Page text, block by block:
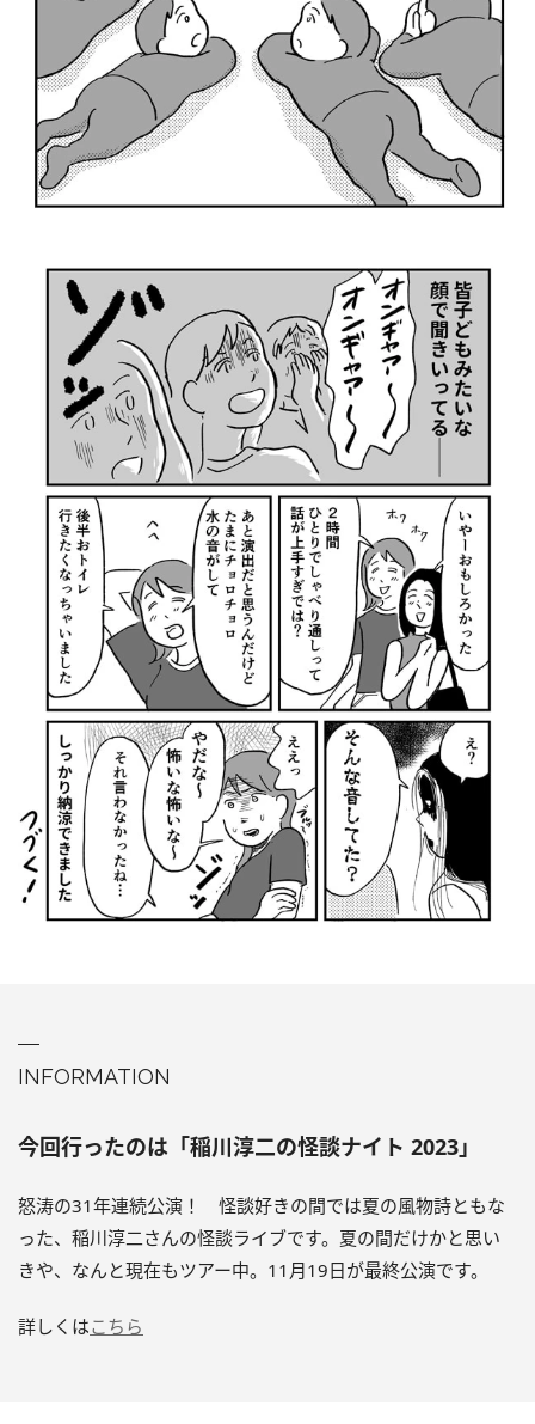
INFORMATION
今回行ったのは「稲川淳二の怪談ナイト 2023」
怒涛の31年連続公演！ 怪談好きの間では夏の風物詩ともな
った、稲川淳二さんの怪談ライブです。夏の間だけかと思い
きや、なんと現在もツアー中。11月19日が最終公演です。
詳しくはこちら